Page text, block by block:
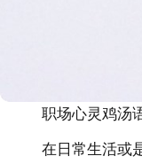
职场心灵鸡汤
在日常生活或